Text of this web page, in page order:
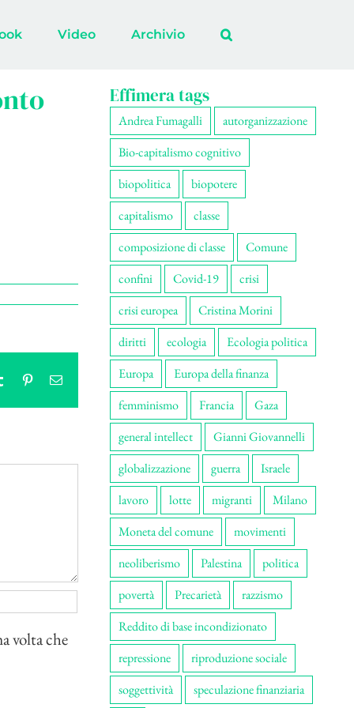
Video Archivio
TumblrPinterestEmail
volta che
Effimera tags
Andrea Fumagalli
autorganizzazione
Bio-capitalismo cognitivo
biopolitica
biopotere
capitalismo
classe
composizione di classe
Comune
confini
Covid-19
crisi
crisi europea
Cristina Morini
diritti
ecologia
Ecologia politica
Europa
Europa della finanza
femminismo
Francia
Gaza
general intellect
Gianni Giovannelli
globalizzazione
guerra
Israele
lavoro
lotte migranti
Milano
Moneta del comune
movimenti
neoliberismo
Palestina
politica
povertà
Precarietà
razzismo
Reddito di base incondizionato
repressione
riproduzione sociale
soggettività
speculazione finanziaria